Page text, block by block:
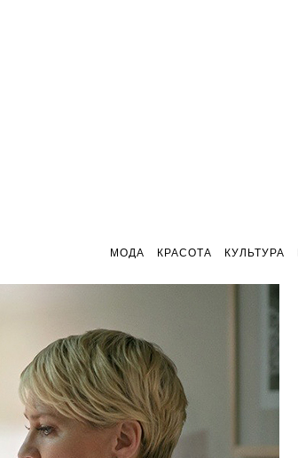
МОДА КРАСОТА КУЛЬТУРА